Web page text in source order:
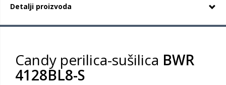
Detalji proizvoda
Candy perilica-sušilica BWR
4128BL8-S